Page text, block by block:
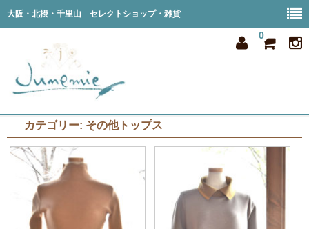
大阪・北摂・千里山 セレクトショップ・雑貨
0
all item
member
order
カテゴリー: その他トップス